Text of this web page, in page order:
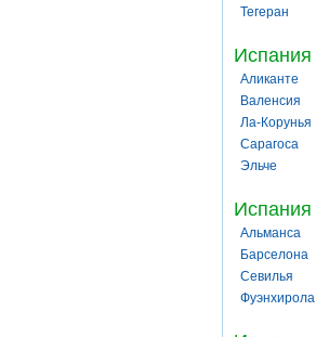
Тегеран
Испания
Аликанте
Валенсия
Ла-Корунья
Сарагоса
Эльче
Испания
Альманса
Барселона
Севилья
Фуэнхирола